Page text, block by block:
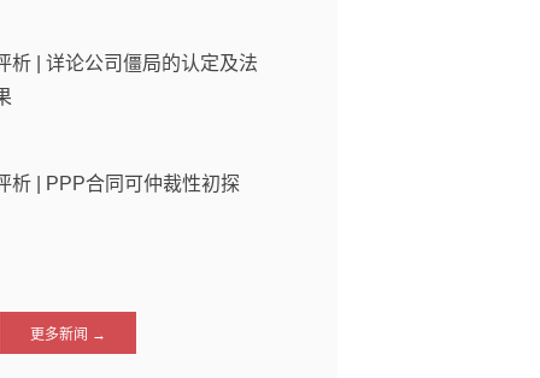
析 | 详论公司僵局的认定及法
析 | PPP合同可仲裁性初探
更多新闻 →